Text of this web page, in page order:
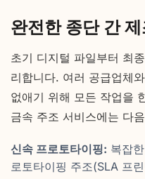
완전한 종단 간
초기 디지털 파일부터 최
리합니다. 여러 공급업체
없애기 위해 모든 작업을
금속 주조 서비스에는 다
신속 프로토타이핑: 복잡
로토타이핑 주조(SLA 프